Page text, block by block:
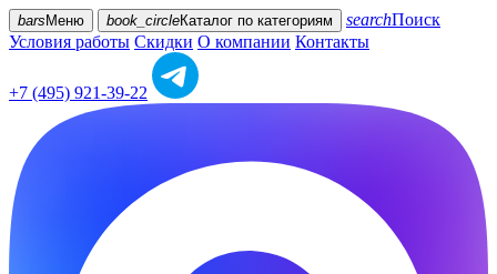
bars Меню book_circleКаталог по категориям searchПоиск
Условия работы Скидки О компании Контакты
+7 (495) 921-39-22